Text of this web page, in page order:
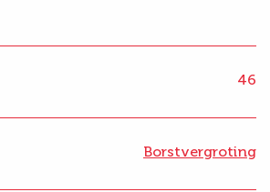
46
Borstvergroting